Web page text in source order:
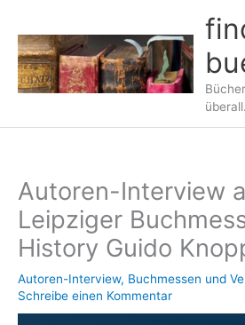
Inhalt
springen
Autoren-Interview
Leipziger
History Guido
Autoren-Interview, Buchmessen und
Schreibe einen Kommentar